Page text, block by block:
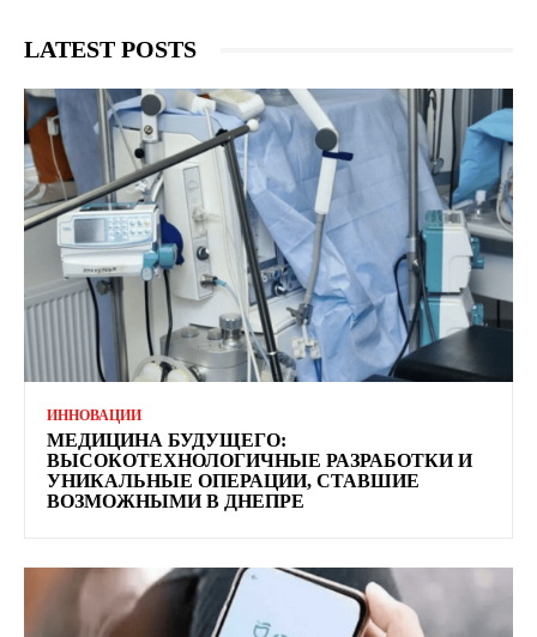
LATEST POSTS
ИННОВАЦИИ
МЕДИЦИНА БУДУЩЕГО:
ВЫСОКОТЕХНОЛОГИЧНЫЕ РАЗРАБОТКИ И
УНИКАЛЬНЫЕ ОПЕРАЦИИ, СТАВШИЕ
ВОЗМОЖНЫМИ В ДНЕПРЕ